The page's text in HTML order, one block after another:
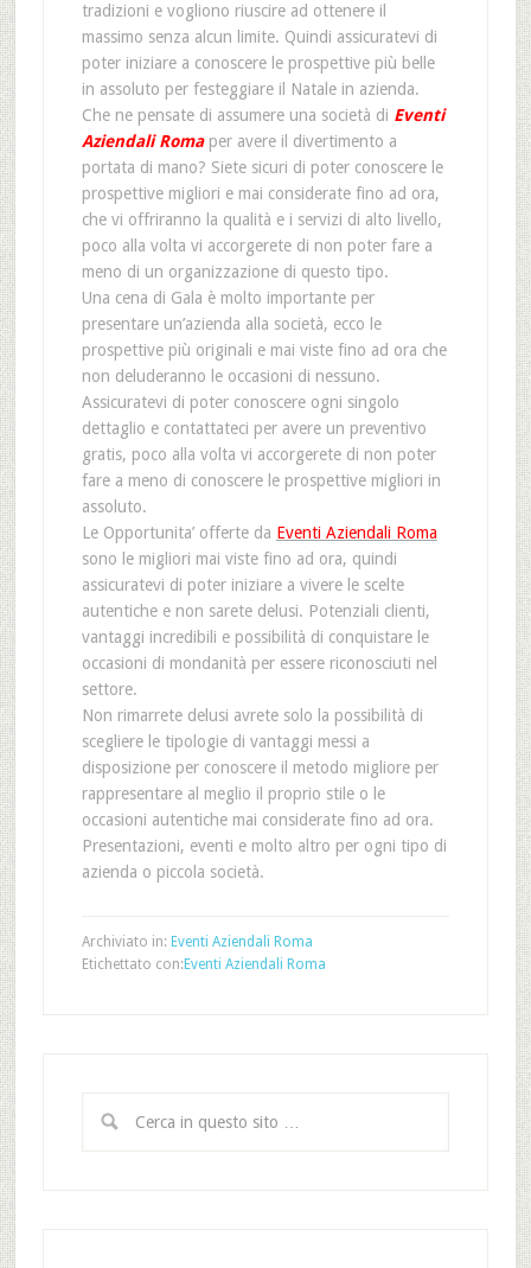
tradizioni e vogliono riuscire ad ottenere il
massimo senza alcun limite. Quindi assicuratevi di
poter iniziare a conoscere le prospettive più belle
in assoluto per festeggiare il Natale in azienda.
Che ne pensate di assumere una società di Eventi
Aziendali Romaper avere il divertimento a
portata di mano? Siete sicuri di poter conoscere le
prospettive migliori e mai considerate fino ad ora,
che vi offriranno la qualità e i servizi di alto livello,
poco alla volta vi accorgerete di non poter fare a
meno di un organizzazione di questo tipo.
Una cena di Gala è molto importante per
presentare un’azienda alla società, ecco le
prospettive più originali e mai viste fino ad ora che
non deluderanno le occasioni di nessuno.
Assicuratevi di poter conoscere ogni singolo
dettaglio e contattateci per avere un preventivo
gratis, poco alla volta vi accorgerete di non poter
fare a meno di conoscere le prospettive migliori in
assoluto.
Le Opportunita’ offerte da Eventi Aziendali Roma
sono le migliori mai viste fino ad ora, quindi
assicuratevi di poter iniziare a vivere le scelte
autentiche e non sarete delusi. Potenziali clienti,
vantaggi incredibili e possibilità di conquistare le
occasioni di mondanità per essere riconosciuti nel
settore.
Non rimarrete delusi avrete solo la possibilità di
scegliere le tipologie di vantaggi messi a
disposizione per conoscere il metodo migliore per
rappresentare al meglio il proprio stile o le
occasioni autentiche mai considerate fino ad ora.
Presentazioni, eventi e molto altro per ogni tipo di
azienda o piccola società.
Archiviato in: Eventi Aziendali Roma
Etichettato con: Eventi Aziendali Roma